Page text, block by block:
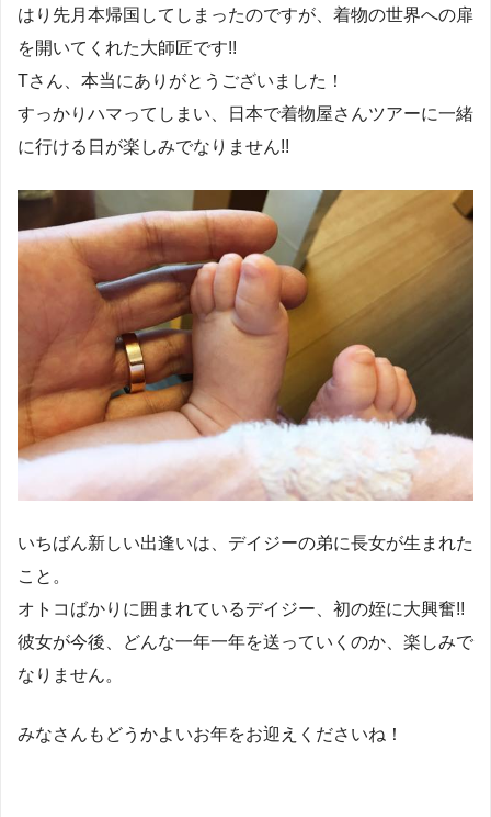
はり先月本帰国してしまったのですが、着物の世界への扉
を開いてくれた大師匠です!!
Tさん、本当にありがとうございました！
すっかりハマってしまい、日本で着物屋さんツアーに一緒
に行ける日が楽しみでなりません!!
いちばん新しい出逢いは、デイジーの弟に長女が生まれた
こと。
オトコばかりに囲まれているデイジー、初の姪に大興奮!!
彼女が今後、どんな一年一年を送っていくのか、楽しみで
なりません。
みなさんもどうかよいお年をお迎えくださいね！